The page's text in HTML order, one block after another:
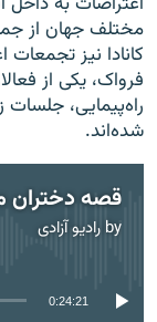
مختلف جهان از
کانادا نیز
فرواک، یکی از
راه‌پیمایی، جلسات
شده‌اند.
by رادیو آزادی
0:24:21